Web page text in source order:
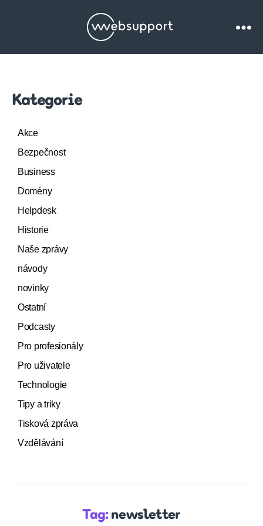
Websupport.cz
Kategorie
Akce
Bezpečnost
Business
Domény
Helpdesk
Historie
Naše zprávy
návody
novinky
Ostatní
Podcasty
Pro profesionály
Pro uživatele
Technologie
Tipy a triky
Tisková zpráva
Vzdělávání
Tag: newsletter